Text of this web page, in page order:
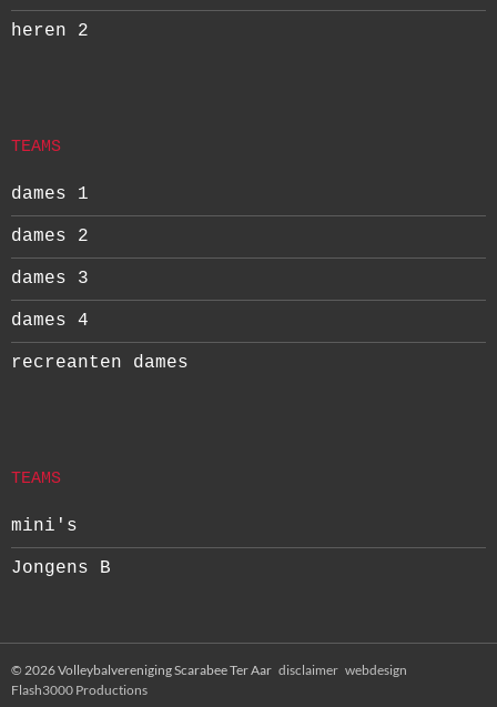
heren 2
TEAMS
dames 1
dames 2
dames 3
dames 4
recreanten dames
TEAMS
mini's
Jongens B
© 2026 Volleybalvereniging Scarabee Ter Aar disclaimer webdesign
Flash3000 Productions